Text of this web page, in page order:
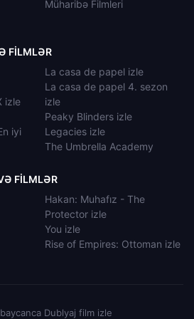
Müharibə Filmleri
FILMLƏR
izle
iyi
La casa de papel izle
La casa de papel 4. sezon
izle
Peaky Blinders izle
Legacies izle
The Umbrella Academy
FILMLƏR
Hakan: Muhafız - The
Protector izle
You izle
Rise of Empires: Ottoman izle
Dublyaj film izle